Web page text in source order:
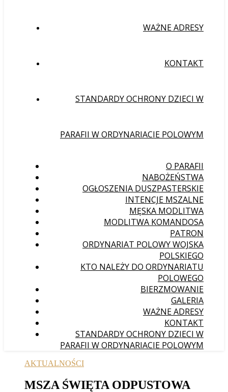
WAŻNE ADRESY
KONTAKT
STANDARDY OCHRONY DZIECI W
PARAFII W ORDYNARIACIE POLOWYM
O PARAFII
NABOŻEŃSTWA
OGŁOSZENIA DUSZPASTERSKIE
INTENCJE MSZALNE
MĘSKA MODLITWA
MODLITWA KOMANDOSA
PATRON
ORDYNARIAT POLOWY WOJSKA
POLSKIEGO
KTO NALEŻY DO ORDYNARIATU
POLOWEGO
BIERZMOWANIE
GALERIA
WAŻNE ADRESY
KONTAKT
STANDARDY OCHRONY DZIECI W
PARAFII W ORDYNARIACIE POLOWYM
AKTUALNOŚCI
MSZA ŚWIĘTA ODPUSTOWA